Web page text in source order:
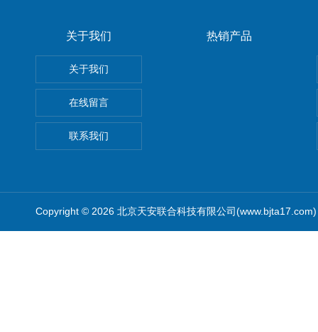
关于我们
关于我们
在线留言
联系我们
热销产品
Copyright © 2026 北京天安联合科技有限公司